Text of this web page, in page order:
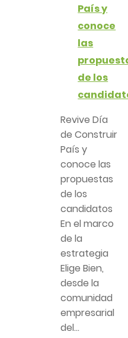
País y
conoce
las
de los
Revive Día
de Construir
País y
conoce las
propuestas
de los
candidatos
En el marco
de la
estrategia
Elige Bien,
desde la
comunidad
empresarial
del...